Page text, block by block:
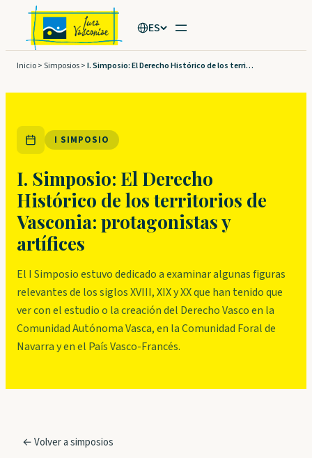
Saltar
contenido
ES
Inicio>Simposios> I. Simposio: El Derecho Histórico de los territorios de Vasconia: protagonistas y artífices
I SIMPOSIO
I. Simposio: El Derecho
Histórico de los territorios de
Vasconia: protagonistas y
artífices
El I Simposio estuvo dedicado a examinar algunas figuras
relevantes de los siglos XVIII, XIX y XX que han tenido que
ver con el estudio o la creación del Derecho Vasco en la
Comunidad Autónoma Vasca, en la Comunidad Foral de
Navarra y en el País Vasco-Francés.
← Volver a simposios